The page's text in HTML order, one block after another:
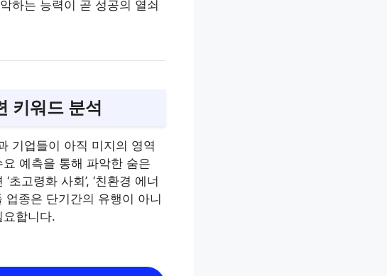
하는 능력이 곧 성공의 열쇠
키워드 분석
기업들이 아직 미지의 영역
예측을 통해 파악한 숨은
고령화 사회’, ‘친환경 에너
업종은 단기간의 유행이 아니
합니다.